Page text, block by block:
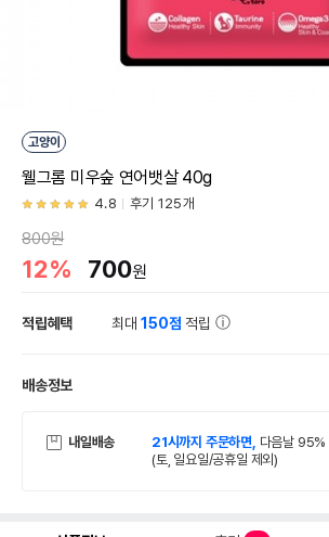
고양이
웰그롬 미우숲 연어뱃살 40g
4.8 후기 125개
800원
12% 700원
적립혜택 최대150점 적립
배송정보
내일배송 21시까지 주문하면, 다음날 95%
(토, 일요일/공휴일 제외)